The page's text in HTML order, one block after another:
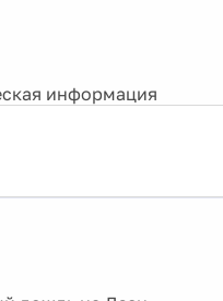
информация